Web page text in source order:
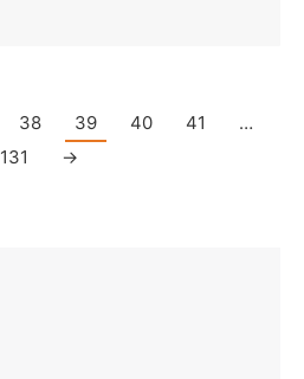
38 39 40 41
…
131
→